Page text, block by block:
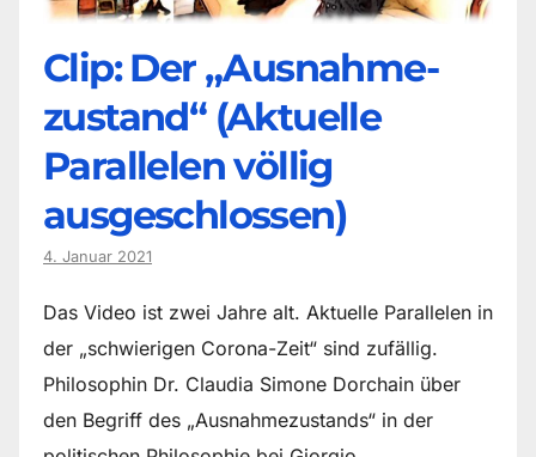
Clip: Der „Ausnahme-
zustand“ (Aktuelle
Parallelen völlig
ausgeschlossen)
4. Januar 2021
Das Video ist zwei Jahre alt. Aktuelle Parallelen in
der „schwierigen Corona-Zeit“ sind zufällig.
Philosophin Dr. Claudia Simone Dorchain über
den Begriff des „Ausnahmezustands“ in der